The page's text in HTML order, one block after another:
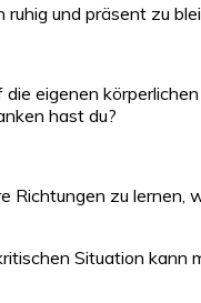
und präsent zu
eigenen
hast du?
Richtungen zu lernen,
Situation kann